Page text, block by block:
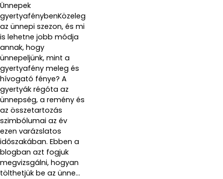
Ünnepek
gyertyafénybenKözeleg
az ünnepi szezon, és mi
is lehetne jobb módja
annak, hogy
ünnepeljünk, mint a
gyertyafény meleg és
hívogató fénye? A
gyertyák régóta az
ünnepség, a remény és
az összetartozás
szimbólumai az év
ezen varázslatos
időszakában. Ebben a
blogban azt fogjuk
megvizsgálni, hogyan
tölthetjük be az ünne...